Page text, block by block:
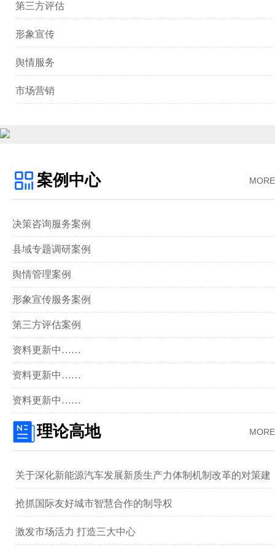
第三方评估
形象宣传
舆情服务
市场营销
MORE
案例中心
决策咨询服务案例
县域专题调研案例
舆情管理案例
形象宣传服务案例
第三方评估案例
资料更新中……
资料更新中……
资料更新中……
MORE
理论高地
关于深化新能源汽车发展新质生产力体制机制改革的对策建
议 ——以广汽集团为例
抢抓国际友好城市智慧合作的制导权
激发市场活力 打造三大中心